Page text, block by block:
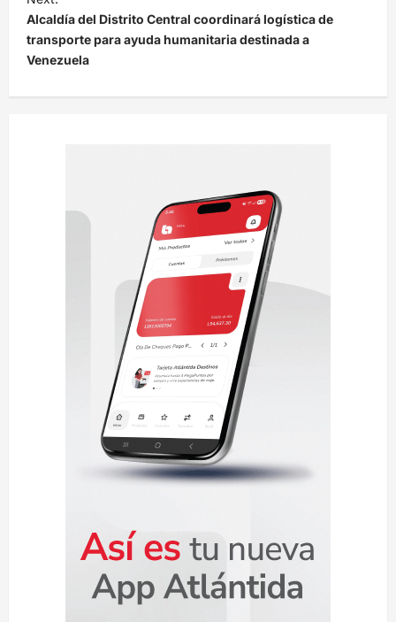
g
a
Alcaldía del Distrito Central coordinará logística de
transporte para ayuda humanitaria destinada a
Venezuela